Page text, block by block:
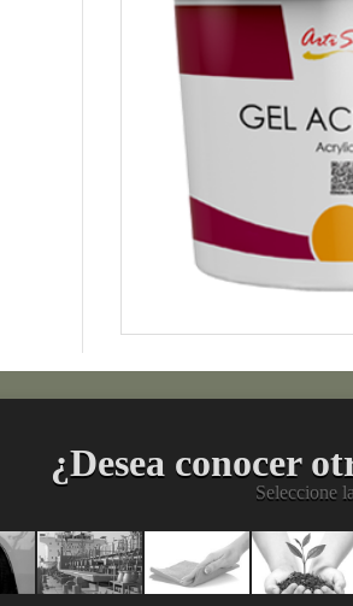
¿Desea conocer
Seleccione